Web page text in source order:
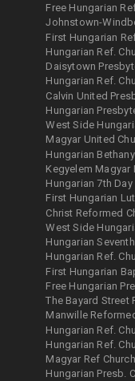
Free Hungarian
Johnstown-
First Hungarian
Hungarian Ref.
Daisytown
Hungarian Ref.
Calvin United
Hungarian
West Side
Magyar United
Hungarian
Kegyelem Magyar
Hungarian 7th Day
First Hungarian
Christ Reformed
West Side
Hungarian
Hungarian Ref.
First Hungarian
Free Hungarian
The Bayard Street
Manwille
Hungarian Ref.
Hungarian Ref.
Magyar Ref
Hungarian Presb.